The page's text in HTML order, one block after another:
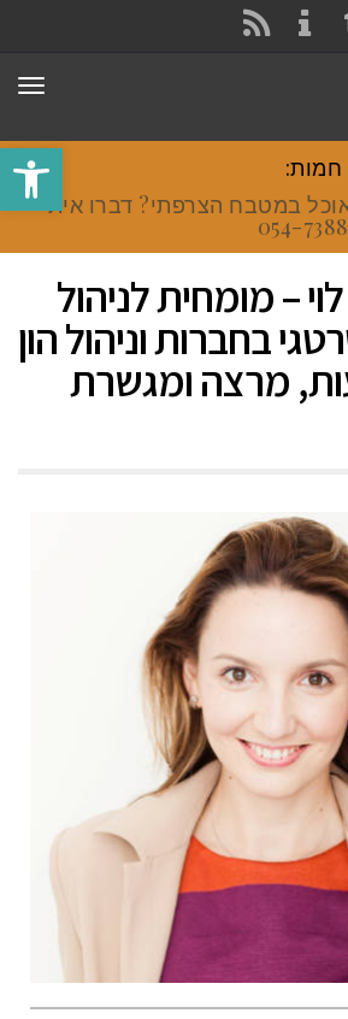
פתח
חמות:
במטבח הצרפתי? דברו איתי
– מומחית לניהול
בחברות וניהול הון
מרצה ומגשרת